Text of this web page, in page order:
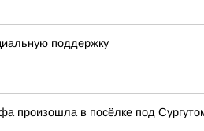
поддержку
произошла в посёлке под